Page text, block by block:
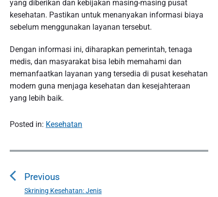
yang diberikan dan kebijakan masing-masing pusat
kesehatan. Pastikan untuk menanyakan informasi biaya
sebelum menggunakan layanan tersebut.
Dengan informasi ini, diharapkan pemerintah, tenaga
medis, dan masyarakat bisa lebih memahami dan
memanfaatkan layanan yang tersedia di pusat kesehatan
modern guna menjaga kesehatan dan kesejahteraan
yang lebih baik.
Posted in: Kesehatan
P
s
Previous
P
Skrining Kesehatan: Jenis